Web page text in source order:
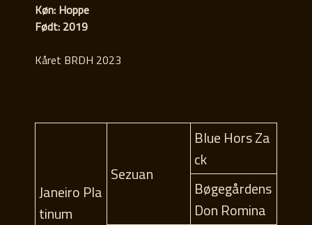
Køn: Hoppe
Født: 2019
Kåret BRDH 2023
Janeiro Pla
tinum
Sezuan
Blue Hors Za
ck
Bøgegårdens
Don Romina